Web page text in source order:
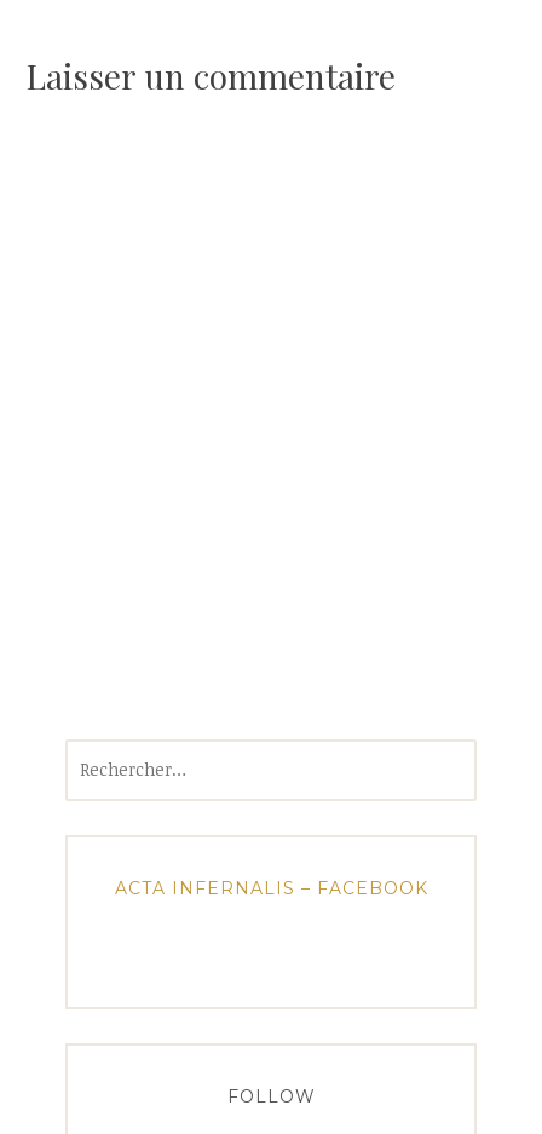
l’article
Laisser un commentaire
ACTA INFERNALIS – FACEBOOK
FOLLOW